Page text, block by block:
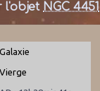
l'objet NGC 4451
Galaxie
Vierge